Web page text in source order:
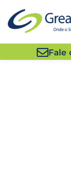
Fale